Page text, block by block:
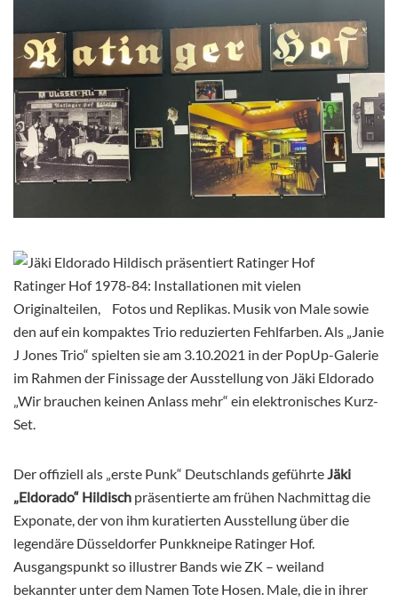
Ratinger Hof 1978-84: Installationen mit vielen
Originalteilen, Fotos und Replikas. Musik von Male sowie
den auf ein kompaktes Trio reduzierten Fehlfarben. Als „Janie
J Jones Trio“ spielten sie am 3.10.2021 in der PopUp-Galerie
im Rahmen der Finissage der Ausstellung von Jäki Eldorado
„Wir brauchen keinen Anlass mehr“ ein elektronisches Kurz-
Set.
Der offiziell als „erste Punk“ Deutschlands geführte Jäki
„Eldorado“ Hildisch präsentierte am frühen Nachmittag die
Exponate, der von ihm kuratierten Ausstellung über die
legendäre Düsseldorfer Punkkneipe Ratinger Hof.
Ausgangspunkt so illustrer Bands wie ZK – weiland
bekannter unter dem Namen Tote Hosen. Male, die in ihrer